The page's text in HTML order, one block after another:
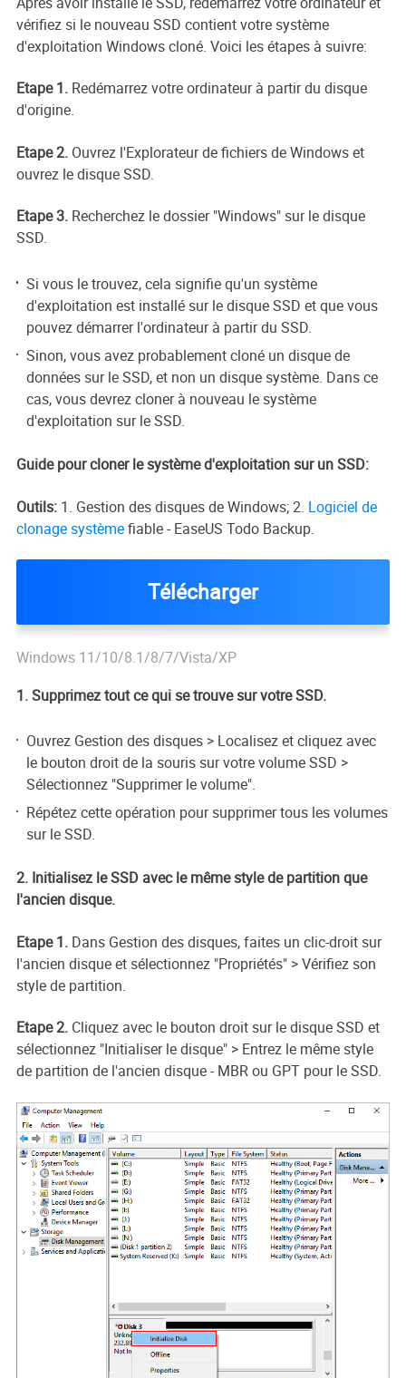
vérifiez si le nouveau SSD contient votre système
d'exploitation Windows cloné. Voici les étapes à suivre:
Etape 1. Redémarrez votre ordinateur à partir du disque
d'origine.
Etape 2. Ouvrez l'Explorateur de fichiers de Windows et
ouvrez le disque SSD.
Etape 3. Recherchez le dossier "Windows" sur le disque
SSD.
Si vous le trouvez, cela signifie qu'un système
d'exploitation est installé sur le disque SSD et que vous
pouvez démarrer l'ordinateur à partir du SSD.
Sinon, vous avez probablement cloné un disque de
données sur le SSD, et non un disque système. Dans ce
cas, vous devrez cloner à nouveau le système
d'exploitation sur le SSD.
Guide pour cloner le système d'exploitation sur un SSD:
Outils: 1. Gestion des disques de Windows; 2. Logiciel de
clonage systèmefiable - EaseUS Todo Backup.
Télécharger
Windows 11/10/8.1/8/7/Vista/XP
1. Supprimez tout ce qui se trouve sur votre SSD.
Ouvrez Gestion des disques > Localisez et cliquez avec
le bouton droit de la souris sur votre volume SSD >
Sélectionnez "Supprimer le volume".
Répétez cette opération pour supprimer tous les volumes
sur le SSD.
2. Initialisez le SSD avec le même style de partition que
l'ancien disque.
Etape 1. Dans Gestion des disques, faites un clic-droit sur
l'ancien disque et sélectionnez "Propriétés" > Vérifiez son
style de partition.
Etape 2. Cliquez avec le bouton droit sur le disque SSD et
sélectionnez "Initialiser le disque" > Entrez le même style
de partition de l'ancien disque - MBR ou GPT pour le SSD.